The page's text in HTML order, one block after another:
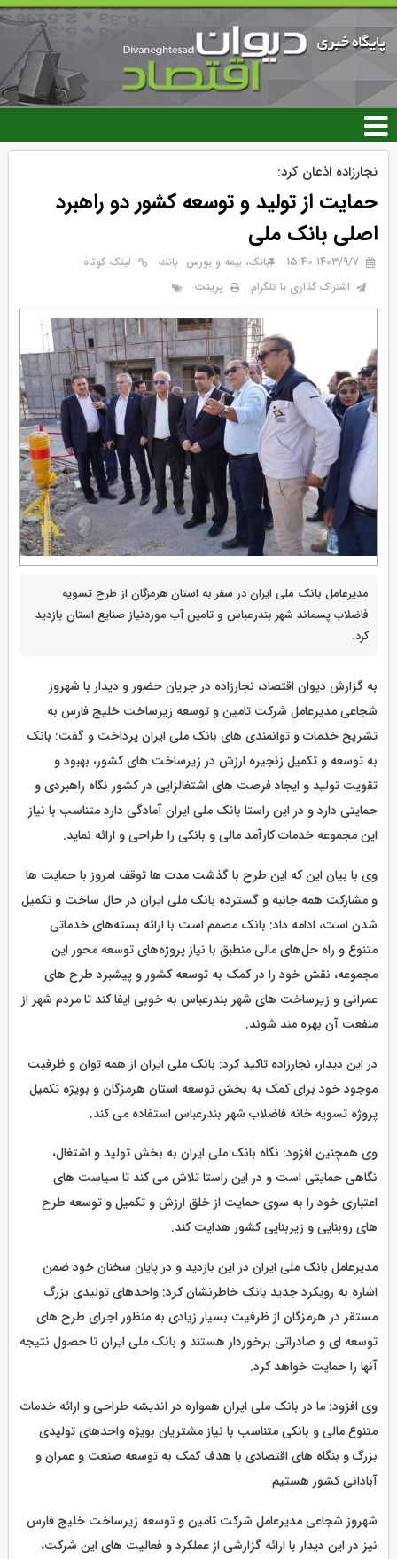
رفتن
محتوای
اصلی
نجارزاده اذعان کرد:
حمایت از تولید و توسعه کشور دو راهبرد
اصلی بانک ملی
۱۴۰۳/۹/۷ 15:40 بانک، بیمه و بورس بانك
لینک کوتاه
اشتراک گذاری با تلگرام
پرینت
مدیرعامل بانک ملی ایران در سفر به استان هرمزگان از طرح تسویه
فاضلاب پسماند شهر بندرعباس و تامین آب موردنیاز صنایع استان بازدید
کرد.
به گزارش دیوان اقتصاد، نجارزاده در جریان حضور و دیدار با شهروز
شجاعی مدیرعامل شرکت تامین و توسعه زیرساخت خلیج فارس به
تشریح خدمات و توانمندی های بانک ملی ایران پرداخت و گفت: بانک
به توسعه و تکمیل زنجیره ارزش در زیرساخت های کشور، بهبود و
تقویت تولید و ایجاد فرصت های اشتغالزایی در کشور نگاه راهبردی و
حمایتی دارد و در این راستا بانک ملی ایران آمادگی دارد متناسب با نیاز
‏این مجموعه‌ خدمات کارآمد مالی و بانکی را طراحی و ارائه نماید.
وی با بیان این که این طرح با گذشت مدت ها توقف امروز با حمایت ها
و مشارکت همه جانبه و گسترده بانک ملی ایران در حال ساخت و تکمیل
شدن است، ادامه داد: بانک مصمم است با ارائه بسته‌های خدماتی
متنوع و راه حل‌های مالی منطبق با نیاز پروژه‌های توسعه محور این
مجموعه، نقش خود را در کمک به توسعه کشور و پیشبرد طرح های
عمرانی و زیرساخت های شهر بندرعباس به خوبی ایفا کند تا مردم شهر از
منفعت آن بهره مند شوند.
در این دیدار، نجارزاده تاکید کرد: بانک ملی ایران از همه توان و ظرفیت
موجود خود برای کمک به بخش توسعه استان هرمزگان و بویژه تکمیل
پروژه تسویه خانه فاضلاب شهر بندرعباس استفاده می کند.
وی همچنین افزود: نگاه بانک ملی ایران به بخش تولید و اشتغال،
نگاهی حمایتی است و در این راستا تلاش می کند تا سیاست های
اعتباری خود را به سوی حمایت از خلق ارزش و تکمیل و توسعه طرح
های روبنایی و زیربنایی کشور هدایت کند.
مدیرعامل بانک ملی ایران در این بازدید و در پایان سخنان خود ضمن
اشاره به رویکرد جدید بانک خاطرنشان کرد: واحدهای تولیدی بزرگ
مستقر در هرمزگان از ظرفیت بسیار زیادی به منظور اجرای طرح های
توسعه ای و صادراتی برخوردار هستند و بانک ملی ایران تا حصول نتیجه
آنها را حمایت خواهد کرد.
وی افزود: ما در بانک ملی ایران همواره در اندیشه طراحی و ارائه خدمات
متنوع مالی و بانکی متناسب با نیاز مشتریان بویژه واحدهای تولیدی
بزرگ و بنگاه های اقتصادی با هدف کمک به توسعه صنعت و عمران و
آبادانی کشور هستیم
شهروز شجاعی مدیرعامل شرکت تامین و توسعه زیرساخت خلیج فارس
نیز در این دیدار با ارائه گزارشی از عملکرد و فعالیت های این شرکت،